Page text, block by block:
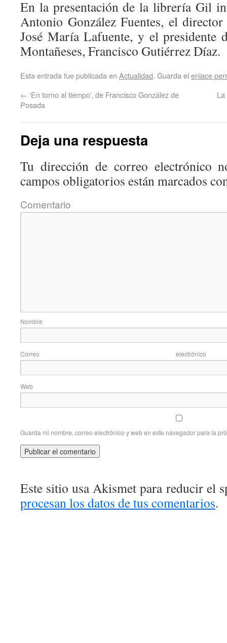
En la presentación de la librería Gil
Antonio González Fuentes, el
José María Lafuente, y el presidente
Montañeses, Francisco Gutiérrez Díaz.
Esta entrada fue publicada en Actualidad. Guarda el enlace
← ‘En torno al tiempo’, de Francisco González de
Posada
Deja una respuesta
Tu dirección de correo electrónico
campos obligatorios están marcados
Correo
Web
Guarda mi nombre, correo electrónico y web en este navegador para la
Este sitio usa Akismet para reducir el
procesan los datos de tus comentarios.